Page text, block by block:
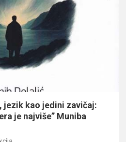
jezik kao jedini zavičaj:
je najviše” Muniba